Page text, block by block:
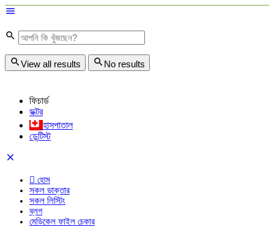
View all results No results
ফিচার্ড
ডক্টর
হাসপাতাল
ডেন্টিস্ট
হোম
সকল ডাক্তার
সকল লিস্টিং
ব্লগ
মেডিকেল ফাইল চেকার